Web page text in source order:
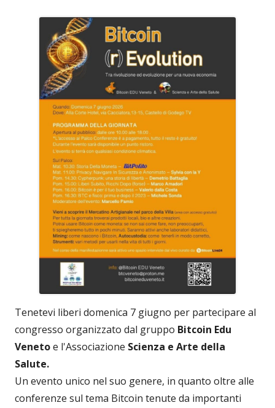
Tenetevi liberi domenica 7 giugno per partecipare al
congresso organizzato dal gruppo Bitcoin Edu
Venetoe l'Associazione Scienza e Arte della
Salute.
Un evento unico nel suo genere, in quanto oltre alle
conferenze sul tema Bitcoin tenute da importanti